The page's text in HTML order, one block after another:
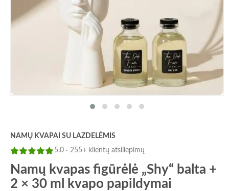
NAMŲ KVAPAI SU LAZDELĖMIS
Įvertinimas:
5iš 5
5.0 · 255+ klientų atsiliepimų
Namų kvapas figūrėlė „Shy“ balta +
2 × 30 ml kvapo papildymai